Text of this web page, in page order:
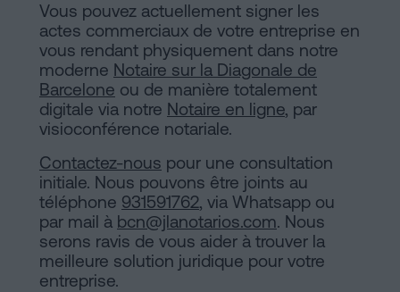
Vous pouvez actuellement signer les
actes commerciaux de votre entreprise en
vous rendant physiquement dans notre
moderne Notaire sur la Diagonale de
Barcelone ou de manière totalement
digitale via notre Notaire en ligne, par
visioconférence notariale.
Contactez-nous pour une consultation
initiale. Nous pouvons être joints au
téléphone 931591762, via Whatsapp ou
par mail à bcn@jlanotarios.com. Nous
serons ravis de vous aider à trouver la
meilleure solution juridique pour votre
entreprise.